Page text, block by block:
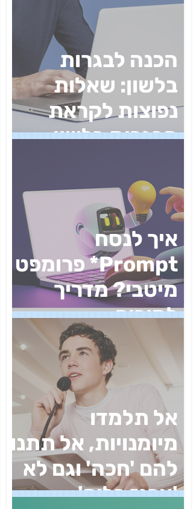
הכנה לבגרות
בלשון: שאלות
נפוצות לקראת
הבגרות בלשון
איך לנסח
Prompt* פרומפט
מיטבי? מדריך
למורים
אל תלמדו
מיומנויות, אל תתנו
להם 'חכה' וגם לא
'ארגז כלים'